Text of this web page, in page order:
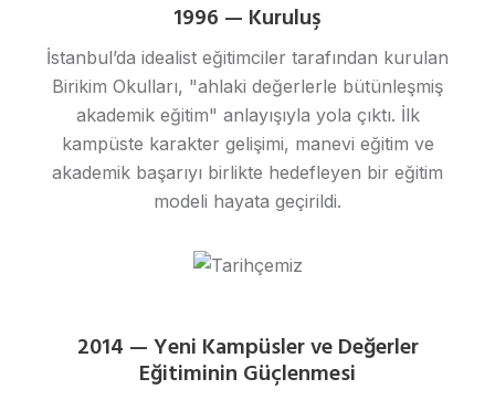
1996 — Kuruluş
İstanbul’da idealist eğitimciler tarafından kurulan
Birikim Okulları, "ahlaki değerlerle bütünleşmiş
akademik eğitim" anlayışıyla yola çıktı. İlk
kampüste karakter gelişimi, manevi eğitim ve
akademik başarıyı birlikte hedefleyen bir eğitim
modeli hayata geçirildi.
2014 — Yeni Kampüsler ve Değerler
Eğitiminin Güçlenmesi